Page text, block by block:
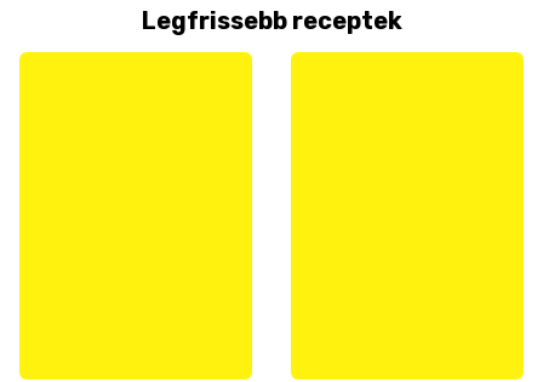
Legfrissebb receptek